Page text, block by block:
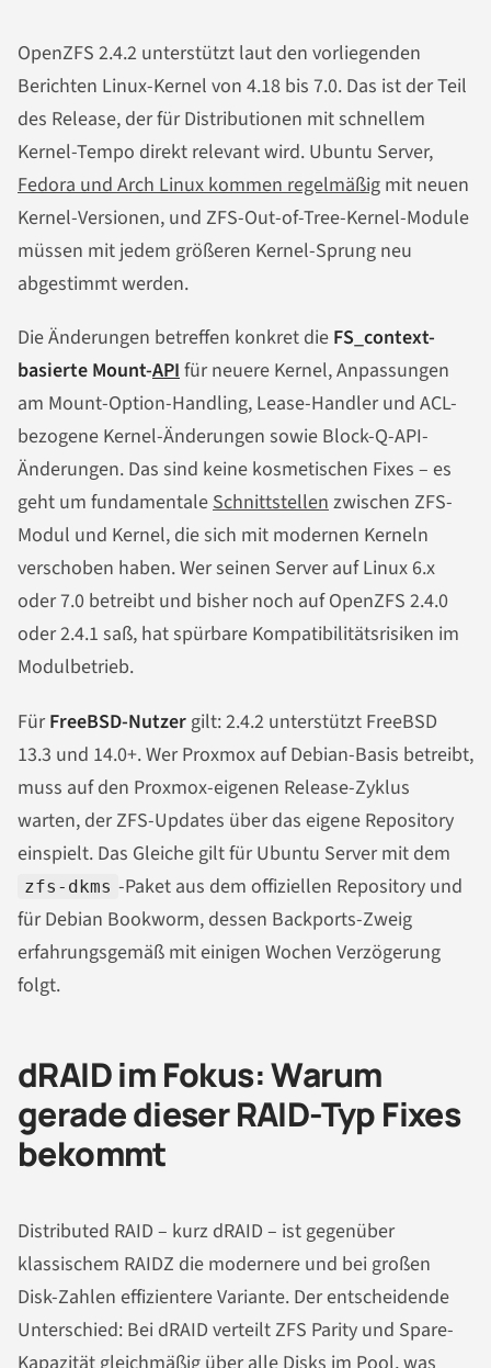
OpenZFS 2.4.2 unterstützt laut den vorliegenden
Berichten Linux-Kernel von 4.18 bis 7.0. Das ist der Teil
des Release, der für Distributionen mit schnellem
Kernel-Tempo direkt relevant wird. Ubuntu Server,
Fedora und Arch Linux kommen regelmäßig mit neuen
Kernel-Versionen, und ZFS-Out-of-Tree-Kernel-Module
müssen mit jedem größeren Kernel-Sprung neu
abgestimmt werden.
Die Änderungen betreffen konkret die FS_context-
basierte Mount-APIfür neuere Kernel, Anpassungen
am Mount-Option-Handling, Lease-Handler und ACL-
bezogene Kernel-Änderungen sowie Block-Q-API-
Änderungen. Das sind keine kosmetischen Fixes – es
geht um fundamentaleSchnittstellenzwischen ZFS-
Modul und Kernel, die sich mit modernen Kerneln
verschoben haben. Wer seinen Server auf Linux 6.x
oder 7.0 betreibt und bisher noch auf OpenZFS 2.4.0
oder 2.4.1 saß, hat spürbare Kompatibilitätsrisiken im
Modulbetrieb.
FürFreeBSD-Nutzergilt: 2.4.2 unterstützt FreeBSD
13.3 und 14.0+. Wer Proxmox auf Debian-Basis betreibt,
muss auf den Proxmox-eigenen Release-Zyklus
warten, der ZFS-Updates über das eigene Repository
einspielt. Das Gleiche gilt für Ubuntu Server mit dem
zfs-dkms -Paket aus dem offiziellen Repository und
für Debian Bookworm, dessen Backports-Zweig
erfahrungsgemäß mit einigen Wochen Verzögerung
folgt.
dRAID im Fokus: Warum
gerade dieser RAID-Typ Fixes
bekommt
Distributed RAID – kurz dRAID – ist gegenüber
klassischem RAIDZ die modernere und bei großen
Disk-Zahlen effizientere Variante. Der entscheidende
Unterschied: Bei dRAID verteilt ZFS Parity und Spare-